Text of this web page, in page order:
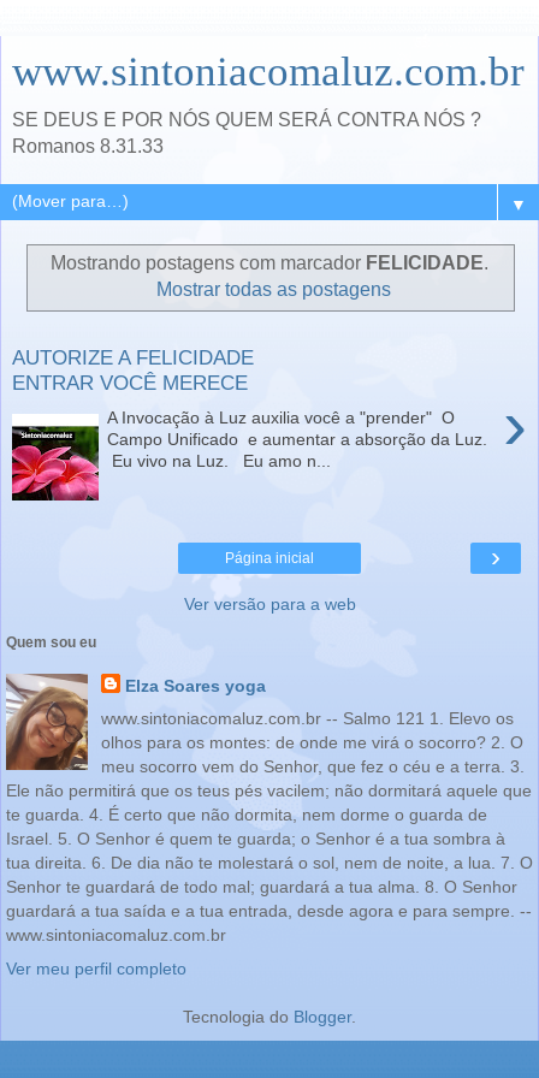
www.sintoniacomaluz.com.br
SE DEUS E POR NÓS QUEM SERÁ CONTRA NÓS ?
Romanos 8.31.33
▼
Mostrando postagens com marcador FELICIDADE.
Mostrar todas as postagens
AUTORIZE A FELICIDADE
ENTRAR VOCÊ MERECE
›
A Invocação à Luz auxilia você a "prender" O
Campo Unificado e aumentar a absorção da Luz.
Eu vivo na Luz. Eu amo n...
›
Página inicial
Ver versão para a web
Quem sou eu
Elza Soares yoga
www.sintoniacomaluz.com.br -- Salmo 121 1. Elevo os
olhos para os montes: de onde me virá o socorro? 2. O
meu socorro vem do Senhor, que fez o céu e a terra. 3.
Ele não permitirá que os teus pés vacilem; não dormitará aquele que
te guarda. 4. É certo que não dormita, nem dorme o guarda de
Israel. 5. O Senhor é quem te guarda; o Senhor é a tua sombra à
tua direita. 6. De dia não te molestará o sol, nem de noite, a lua. 7. O
Senhor te guardará de todo mal; guardará a tua alma. 8. O Senhor
guardará a tua saída e a tua entrada, desde agora e para sempre. --
www.sintoniacomaluz.com.br
Ver meu perfil completo
Tecnologia do Blogger.